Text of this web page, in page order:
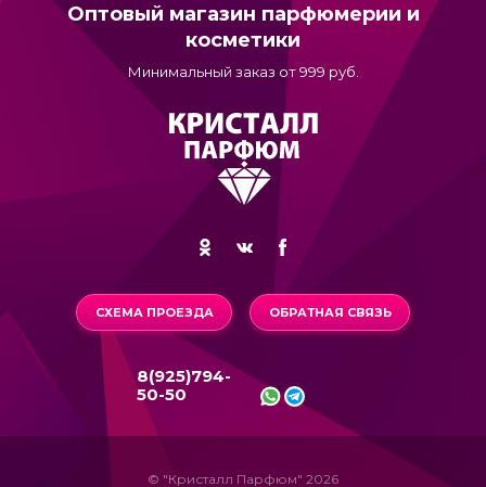
Оптовый магазин парфюмерии и
косметики
Минимальный заказ от 999 руб.
СХЕМА ПРОЕЗДА ОБРАТНАЯ СВЯЗЬ
8(925)794-
50-50
© "Кристалл Парфюм" 2026